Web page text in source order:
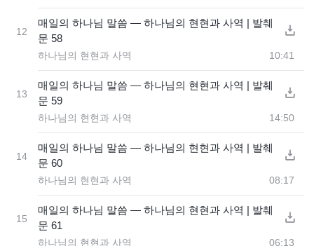
12
매일의 하나님 말씀 ― 하나님의 현현과 사역 | 발췌
문 58
하나님의 현현과 사역 10:41
13
매일의 하나님 말씀 ― 하나님의 현현과 사역 | 발췌
문 59
하나님의 현현과 사역 14:50
14
매일의 하나님 말씀 ― 하나님의 현현과 사역 | 발췌
문 60
하나님의 현현과 사역 08:17
15
매일의 하나님 말씀 ― 하나님의 현현과 사역 | 발췌
문 61
하나님의 현현과 사역 06:13